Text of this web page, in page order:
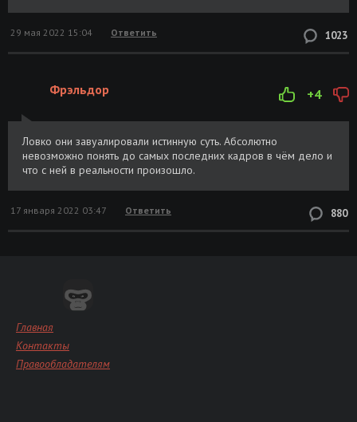
1023
29 мая 2022 15:04 Ответить
+4
Фрэльдор
Ловко они завуалировали истинную суть. Абсолютно
невозможно понять до самых последних кадров в чём дело и
что с ней в реальности произошло.
880
17 января 2022 03:47 Ответить
Главная
Контакты
Правообладателям